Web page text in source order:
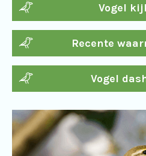
Vogel
Recente
Vogel